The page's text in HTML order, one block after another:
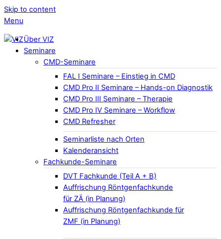
Skip to content
Menu
Über VIZ
Seminare
CMD-Seminare
FAL I Seminare – Einstieg in CMD
CMD Pro II Seminare – Hands-on Diagnostik
CMD Pro III Seminare – Therapie
CMD Pro IV Seminare – Workflow
CMD Refresher
Seminarliste nach Orten
Kalenderansicht
Fachkunde-Seminare
DVT Fachkunde (Teil A + B)
Auffrischung Röntgenfachkunde
für ZÄ (in Planung)
Auffrischung Röntgenfachkunde für
ZMF (in Planung)